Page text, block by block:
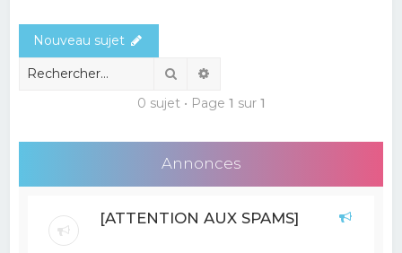
r
Nouveau sujet
Rechercher
0 sujet • Page 1 sur 1
Annonces
[ATTENTION AUX SPAMS]